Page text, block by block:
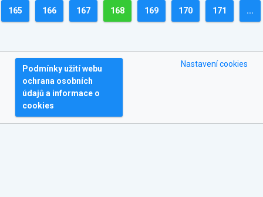
165 166 167 168 169 170 171 ...
Podmínky užití webu
ochrana osobních
údajů a informace o
cookies
Nastavení cookies